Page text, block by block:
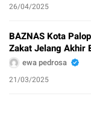
26/04/2025
BAZNAS Kota
Zakat Jelang Akhir
ewa pedrosa
21/03/2025